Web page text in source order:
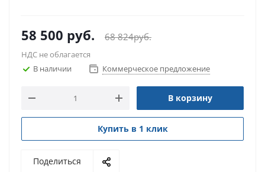
58 500 руб. 68 824руб.
НДС не облагается
В наличии
Коммерческое предложение
В корзину
Купить в 1 клик
Поделиться